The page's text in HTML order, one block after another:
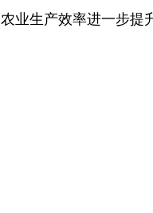
农业生产效率进一步提